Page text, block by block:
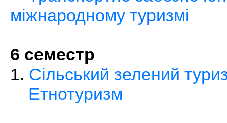
міжнародному туризмі
6 семестр
1. Сільський зелений
Етнотуризм